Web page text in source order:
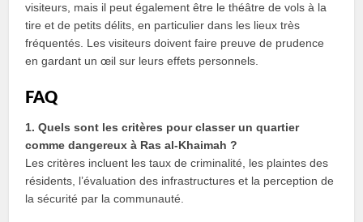
visiteurs, mais il peut également être le théâtre de vols à la
tire et de petits délits, en particulier dans les lieux très
fréquentés. Les visiteurs doivent faire preuve de prudence
en gardant un œil sur leurs effets personnels.
FAQ
1. Quels sont les critères pour classer un quartier
comme dangereux à Ras al-Khaimah ?
Les critères incluent les taux de criminalité, les plaintes des
résidents, l’évaluation des infrastructures et la perception de
la sécurité par la communauté.